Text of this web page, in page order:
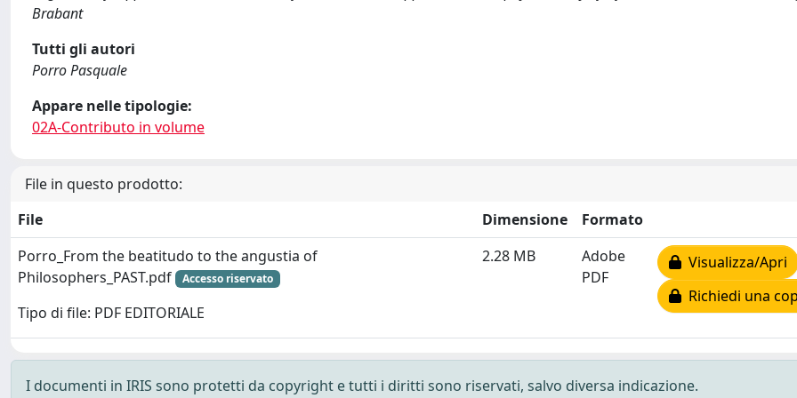
Brabant
Tutti gli autori
Porro Pasquale
Appare nelle tipologie:
02A-Contributo in volume
File in questo prodotto:
File
Dimensione
Formato
Porro_From the beatitudo to the angustia of
Philosophers_PAST.pdf
Accesso riservato
Tipo di file: PDF EDITORIALE
2.28 MB
Adobe
PDF
Visualizza/Apri
Richiedi una
I documenti in IRIS sono protetti da copyright e tutti i diritti sono riservati, salvo diversa indicazione.